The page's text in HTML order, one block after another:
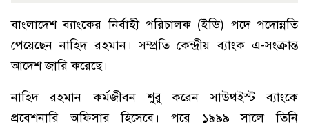
বাংলাদেশ ব্যাংকের নির্বাহী পরিচালক (ইডি) পদে পদোন্নতি
পেয়েছেন নাহিদ রহমান। সম্প্রতি কেন্দ্রীয় ব্যাংক এ-সংক্রান্ত
আদেশ জারি করেছে।
নাহিদ রহমান কর্মজীবন শুরু করেন সাউথইস্ট ব্যাংকে
প্রবেশনারি অফিসার হিসেবে। পরে ১৯৯৯ সালে তিনি